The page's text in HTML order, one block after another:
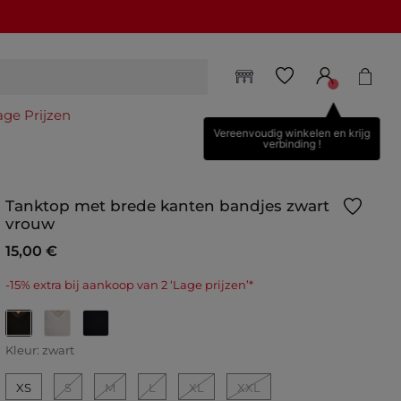
Vereenvoudig winkelen en krijg
verbinding !
Prijzen
Tanktop met brede kanten bandjes zwart
vrouw
15,00 €
-15% extra bij aankoop van 2 ‘Lage prijzen’*
geselecteerd
Kleur: zwart
XS S M L XL XXL